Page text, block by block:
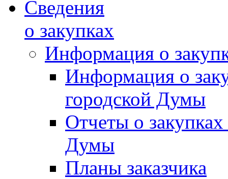
Сведения
о закупках
Информация о
Информация о
городской Думы
Отчеты о
Думы
Планы заказчика